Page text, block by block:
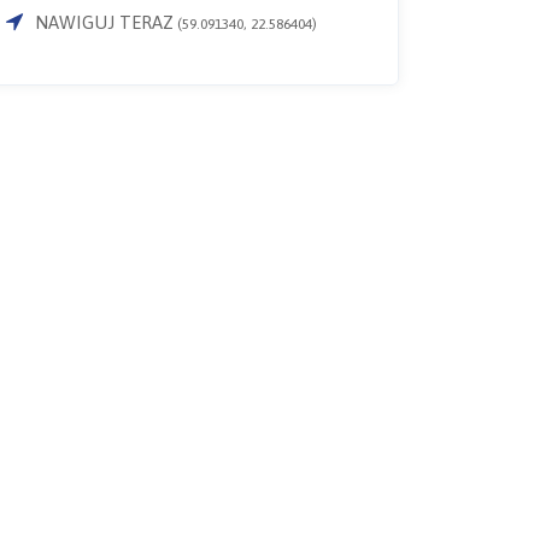
NAWIGUJ TERAZ (59.091340, 22.586404)